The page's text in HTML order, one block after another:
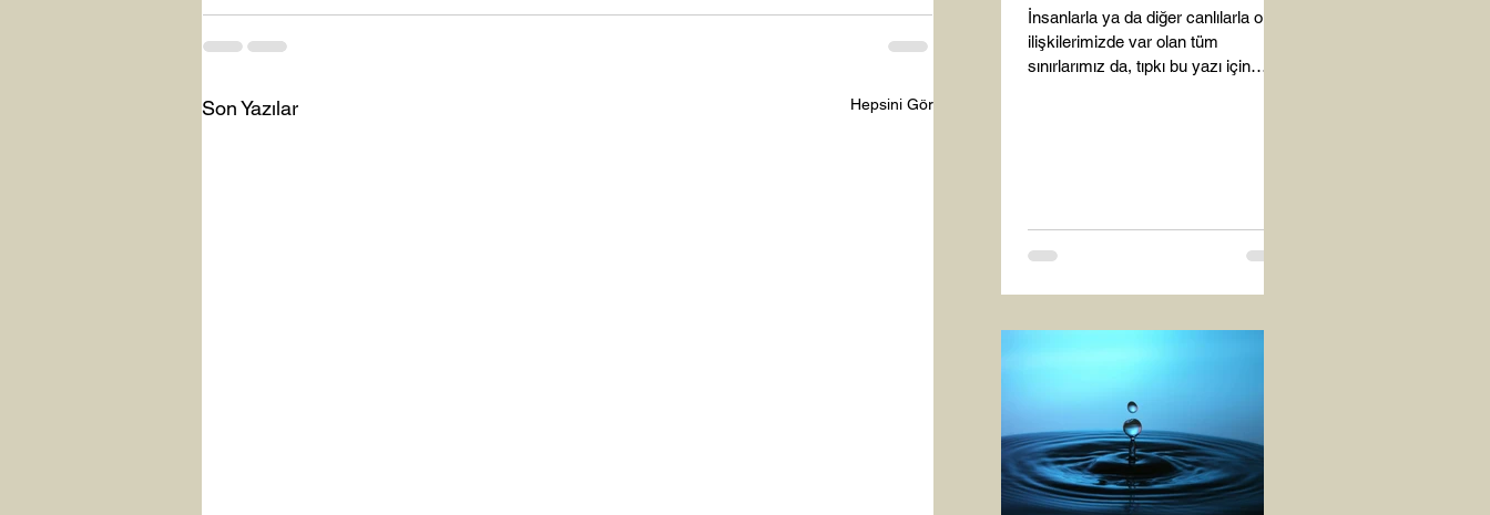
Son Yazılar Hepsini Gör
İnsanlarla ya da diğer canlılarla olan
ilişkilerimizde var olan tüm
sınırlarımız da, tıpkı bu yazı için